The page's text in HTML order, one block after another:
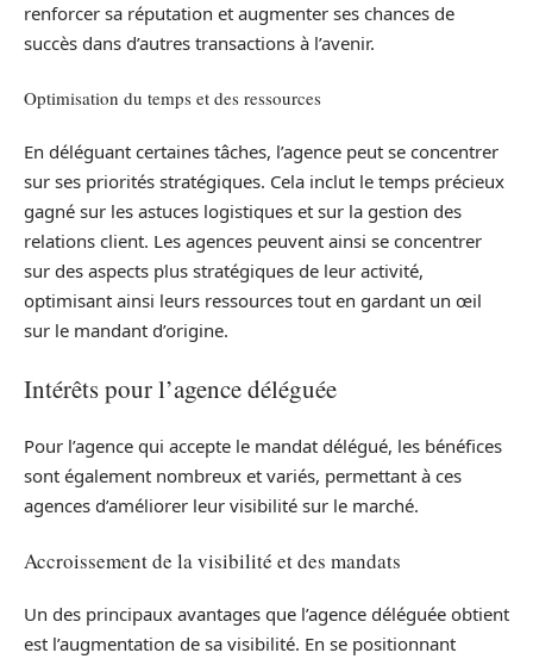
renforcer sa réputation et augmenter ses chances de
succès dans d’autres transactions à l’avenir.
Optimisation du temps et des ressources
En déléguant certaines tâches, l’agence peut se concentrer
sur ses priorités stratégiques. Cela inclut le temps précieux
gagné sur les astuces logistiques et sur la gestion des
relations client. Les agences peuvent ainsi se concentrer
sur des aspects plus stratégiques de leur activité,
optimisant ainsi leurs ressources tout en gardant un œil
sur le mandant d’origine.
Intérêts pour l’agence déléguée
Pour l’agence qui accepte le mandat délégué, les bénéfices
sont également nombreux et variés, permettant à ces
agences d’améliorer leur visibilité sur le marché.
Accroissement de la visibilité et des mandats
Un des principaux avantages que l’agence déléguée obtient
est l’augmentation de sa visibilité. En se positionnant